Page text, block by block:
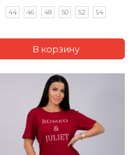
44 46 48 50 52 54